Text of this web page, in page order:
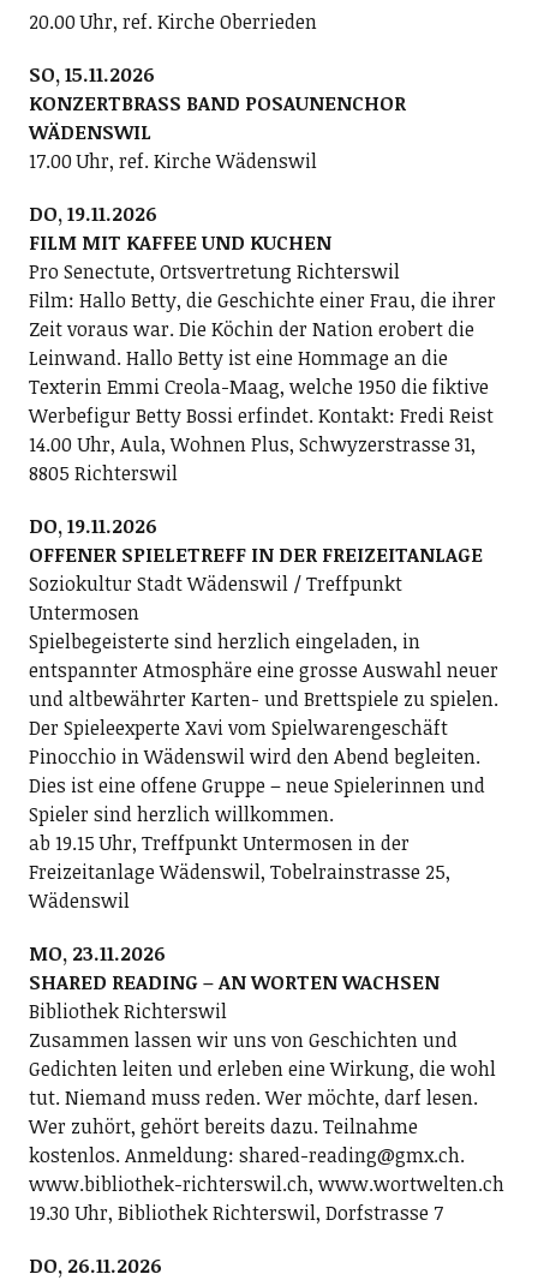
20.00 Uhr, ref. Kirche Oberrieden
SO, 15.11.2026
KONZERTBRASS BAND POSAUNENCHOR
WÄDENSWIL
17.00 Uhr, ref. Kirche Wädenswil
DO, 19.11.2026
FILM MIT KAFFEE UND KUCHEN
Pro Senectute, Ortsvertretung Richterswil
Film: Hallo Betty, die Geschichte einer Frau, die ihrer
Zeit voraus war. Die Köchin der Nation erobert die
Leinwand. Hallo Betty ist eine Hommage an die
Texterin Emmi Creola-Maag, welche 1950 die fiktive
Werbefigur Betty Bossi erfindet. Kontakt: Fredi Reist
14.00 Uhr, Aula, Wohnen Plus, Schwyzerstrasse 31,
8805 Richterswil
DO, 19.11.2026
OFFENER SPIELETREFF IN DER FREIZEITANLAGE
Soziokultur Stadt Wädenswil / Treffpunkt
Untermosen
Spielbegeisterte sind herzlich eingeladen, in
entspannter Atmosphäre eine grosse Auswahl neuer
und altbewährter Karten- und Brettspiele zu spielen.
Der Spieleexperte Xavi vom Spielwarengeschäft
Pinocchio in Wädenswil wird den Abend begleiten.
Dies ist eine offene Gruppe – neue Spielerinnen und
Spieler sind herzlich willkommen.
ab 19.15 Uhr, Treffpunkt Untermosen in der
Freizeitanlage Wädenswil, Tobelrainstrasse 25,
Wädenswil
MO, 23.11.2026
SHARED READING – AN WORTEN WACHSEN
Bibliothek Richterswil
Zusammen lassen wir uns von Geschichten und
Gedichten leiten und erleben eine Wirkung, die wohl
tut. Niemand muss reden. Wer möchte, darf lesen.
Wer zuhört, gehört bereits dazu. Teilnahme
kostenlos. Anmeldung: shared-reading@gmx.ch.
www.bibliothek-richterswil.ch, www.wortwelten.ch
19.30 Uhr, Bibliothek Richterswil, Dorfstrasse 7
DO, 26.11.2026